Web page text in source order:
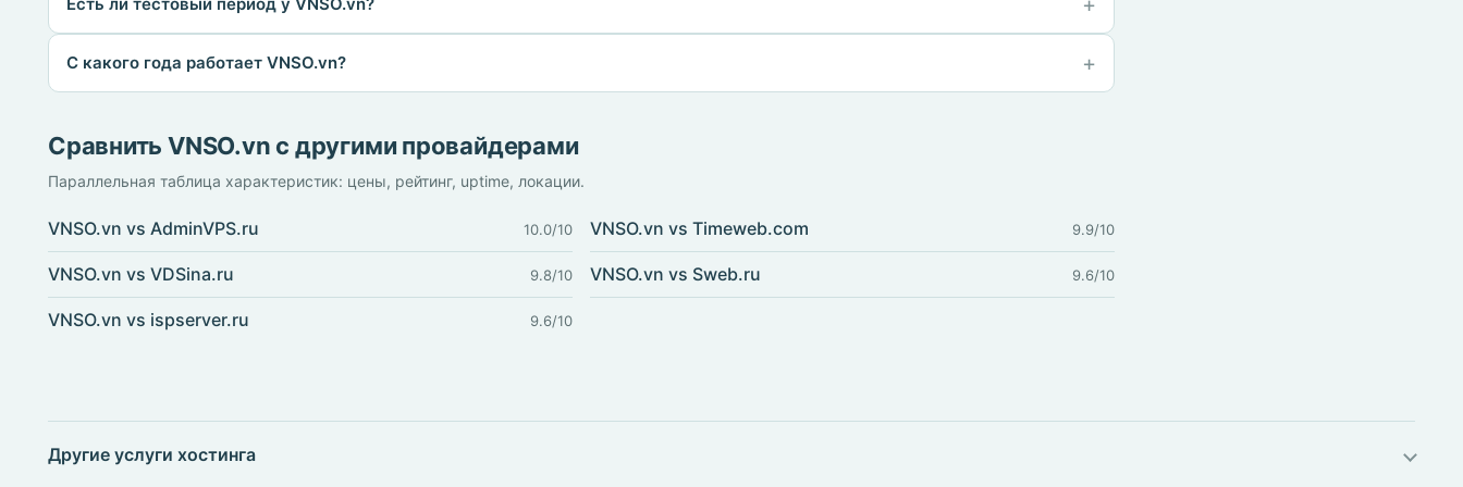
С какого года работает VNSO.vn?
Сравнить VNSO.vn с другими провайдерами
Параллельная таблица характеристик: цены, рейтинг, uptime, локации.
VNSO.vn vs AdminVPS.ru 10.0/10 VNSO.vn vs Timeweb.com 9.9/10
VNSO.vn vs VDSina.ru 9.8/10 VNSO.vn vs Sweb.ru 9.6/10
VNSO.vn vs ispserver.ru 9.6/10
Другие услуги хостинга